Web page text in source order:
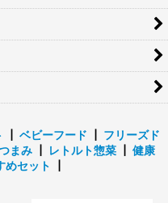
ベビーフード
フリーズド
まみ レトルト惣菜
健康
めセット